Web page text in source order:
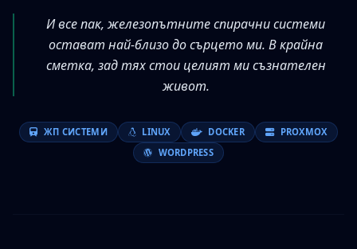
И все пак, железопътните спирачни системи
остават най-близо до сърцето ми. В крайна
сметка, зад тях стои целият ми съзнателен
живот.
ЖП СИСТЕМИ LINUX DOCKER
PROXMOX
WORDPRESS